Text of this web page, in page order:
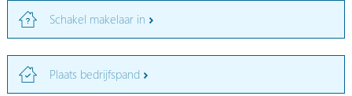
Schakel makelaar in
Plaats bedrijfspand